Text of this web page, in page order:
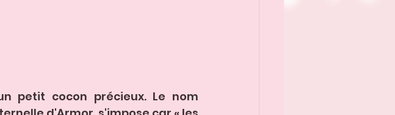
petit cocon précieux. Le nom